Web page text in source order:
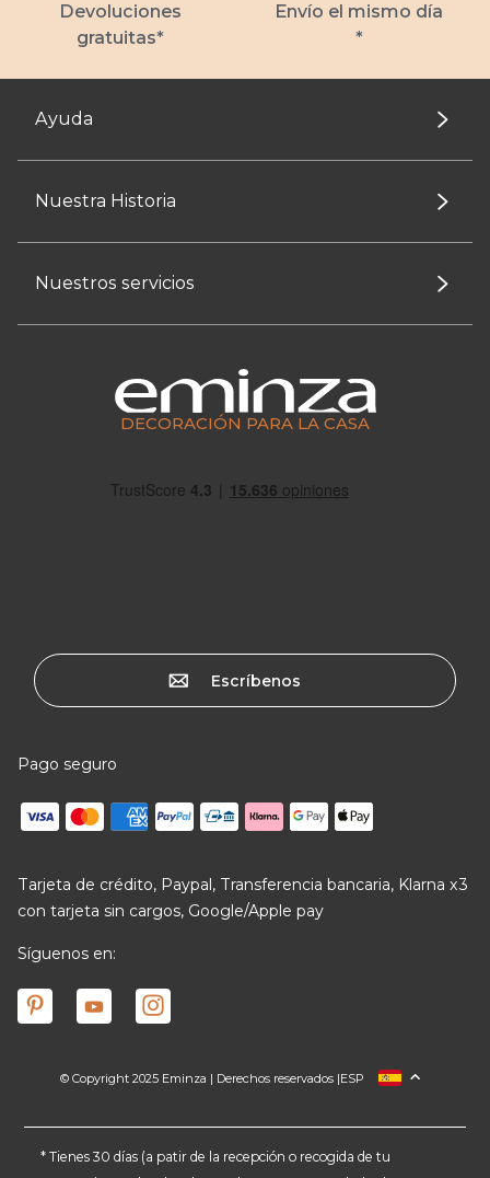
Devoluciones
gratuitas*
Envío el mismo día
*
Ayuda
Nuestra Historia
Nuestros servicios
DECORACIÓN PARA LA CASA
Escríbenos
Pago seguro
Tarjeta de crédito, Paypal, Transferencia bancaria, Klarna x3
con tarjeta sin cargos, Google/Apple pay
Síguenos en:
© Copyright 2025 Eminza | Derechos reservados |
FRANCIA
ALEMANIA
ESP
* Tienes 30 días (a patir de la recepción o recogida de tu